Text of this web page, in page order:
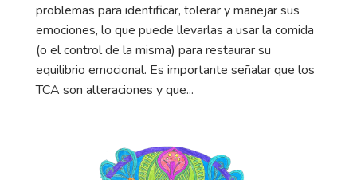
problemas para identificar, tolerar y manejar sus
emociones, lo que puede llevarlas a usar la comida
(o el control de la misma) para restaurar su
equilibrio emocional. Es importante señalar que los
TCA son alteraciones y que...